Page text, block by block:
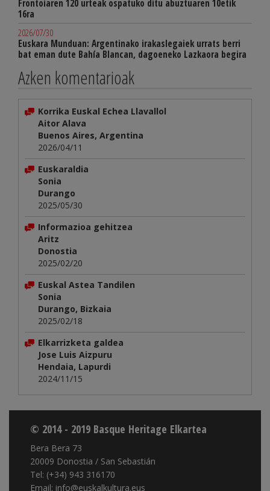
Frontoiaren 120 urteak ospatuko ditu abuztuaren 10etik
16ra
2026/07/30
Euskara Munduan: Argentinako irakaslegaiek urrats berri
bat eman dute Bahía Blancan, dagoeneko Lazkaora begira
Azken komentarioak
Korrika Euskal Echea Llavallol
Aitor Alava
Buenos Aires, Argentina
2026/04/11
Euskaraldia
Sonia
Durango
2025/05/30
Informazioa gehitzea
Aritz
Donostia
2025/02/20
Euskal Astea Tandilen
Sonia
Durango, Bizkaia
2025/02/18
Elkarrizketa galdea
Jose Luis Aizpuru
Hendaia, Lapurdi
2024/11/15
© 2014 - 2019 Basque Heritage Elkartea
Bera Bera 73
20009 Donostia / San Sebastián
Tel: (+34) 943 316170
Email: info@euskalkultura.eus